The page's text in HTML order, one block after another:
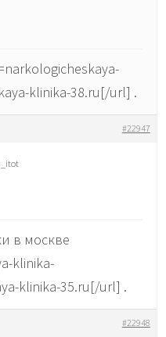
klinika-38.ru[/url] .
#22947
в москве
klinika-
klinika-35.ru[/url] .
#22948